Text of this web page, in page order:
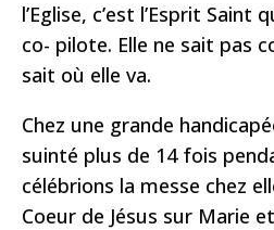
l’Eglise, c’est l’Esprit Saint
co- pilote. Elle ne sait pas
sait où elle va.
Chez une grande
suinté plus de 14 fois
célébrions la messe chez
Coeur de Jésus sur Marie